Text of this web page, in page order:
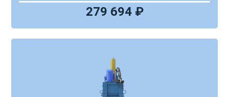
279 694 ₽